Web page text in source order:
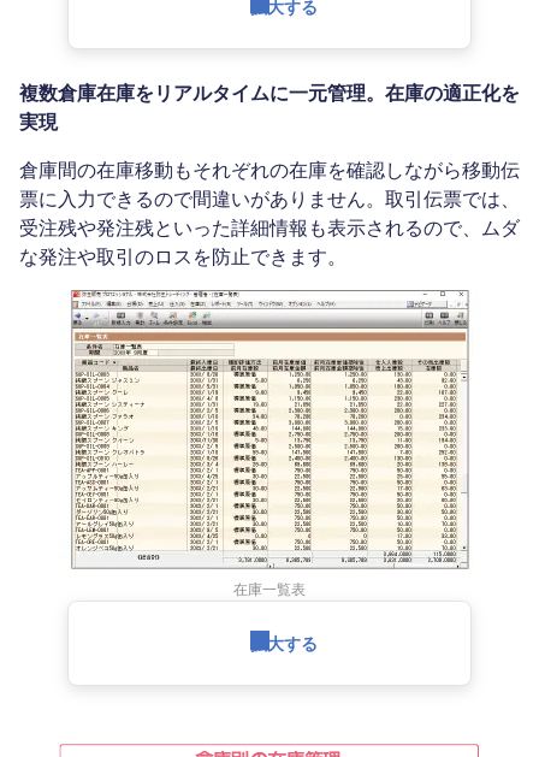
拡大する
複数倉庫在庫をリアルタイムに一元管理。在庫の適正化を
実現
倉庫間の在庫移動もそれぞれの在庫を確認しながら移動伝
票に入力できるので間違いがありません。取引伝票では、
受注残や発注残といった詳細情報も表示されるので、ムダ
な発注や取引のロスを防止できます。
在庫一覧表
拡大する